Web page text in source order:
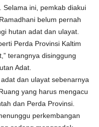
Selama ini, pemkab diakui
belum pernah
hutan adat dan ulayat.
Perda Provinsi Kaltim
terangnya disinggung
Adat.
dan ulayat sebenarnya
yang harus mengacu
dan Perda Provinsi.
perkembangan